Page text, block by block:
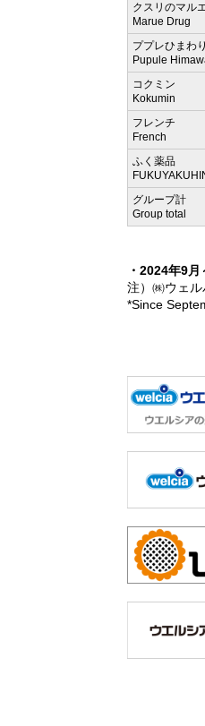
クスリのマル
Marue Drug
ププレひまわり
Pupule
コクミン
Kokumin
フレンチ
French
ふく薬品
グループ計
Group total
・2024年9月
注）㈱ウェル
*Since